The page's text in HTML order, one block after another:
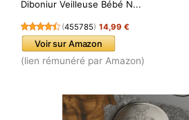
Diboniur Veilleuse Bébé N...
(455785) 14,99 €
Voir sur Amazon
(lien rémunéré par Amazon)